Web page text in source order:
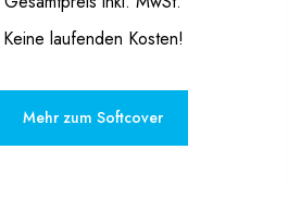
Keine laufenden Kosten!
Mehr zum Softcover